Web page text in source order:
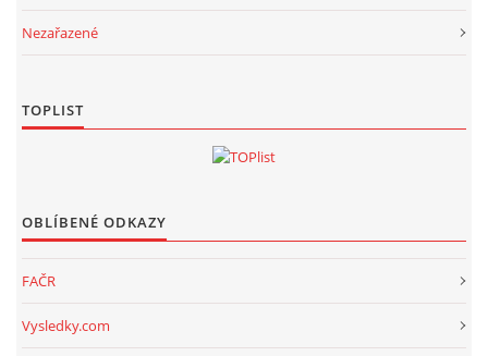
Nezařazené
TOPLIST
OBLÍBENÉ ODKAZY
FAČR
Vysledky.com